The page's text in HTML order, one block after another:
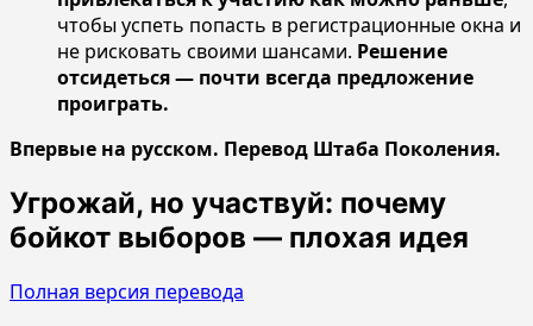
чтобы успеть попасть в регистрационные окна и
не рисковать своими шансами. Решение
отсидеться — почти всегда предложение
проиграть.
Впервые на русском. Перевод Штаба Поколения.
Угрожай, но участвуй: почему
бойкот выборов — плохая идея
Полная версия перевода